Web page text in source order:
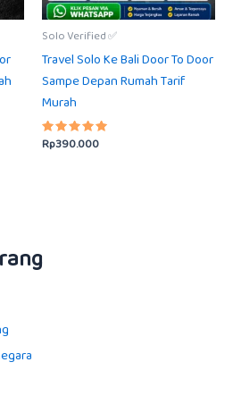
Solo Verified ✅
Travel Solo Ke Bali Door To Door
Sampe Depan Rumah Tarif
Murah
Dinilai
5.00
Rp390.000